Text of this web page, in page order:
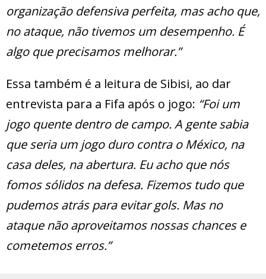
organização defensiva perfeita, mas acho que,
no ataque, não tivemos um desempenho. É
algo que precisamos melhorar.”
Essa também é a leitura de Sibisi, ao dar
entrevista para a Fifa após o jogo: “Foi um
jogo quente dentro de campo. A gente sabia
que seria um jogo duro contra o México, na
casa deles, na abertura. Eu acho que nós
fomos sólidos na defesa. Fizemos tudo que
pudemos atrás para evitar gols. Mas no
ataque não aproveitamos nossas chances e
cometemos erros.”